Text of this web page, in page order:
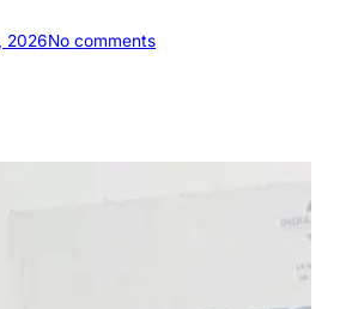
2026No commentso